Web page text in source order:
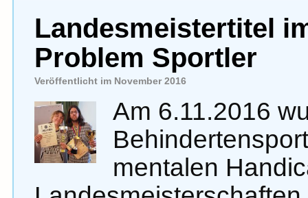
Landesmeistertitel
Problem Sportler
Veröffentlicht im November 2016
Am 6.11.2016
mentalen